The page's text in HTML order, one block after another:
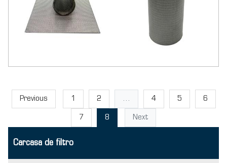
Previous 1 2 ... 4 5 6
7 8 Next
Carcasa de filtro